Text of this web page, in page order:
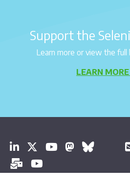
Support the
Learn more or view the full
LEARN MORE